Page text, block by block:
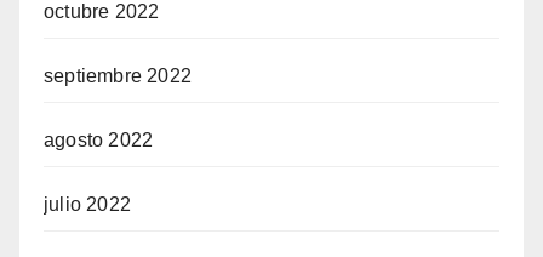
octubre 2022
septiembre 2022
agosto 2022
julio 2022